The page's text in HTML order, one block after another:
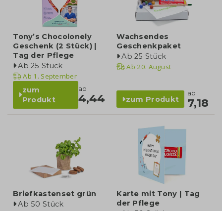
Tony’s Chocolonely
Geschenk (2 Stück) |
Tag der Pflege
Ab 25 Stück
Ab 1. September
zum
Produkt
ab
4,44
Wachsendes
Geschenkpaket
Ab 25 Stück
Ab 20. August
zum Produkt
ab
7,18
Briefkastenset grün
Ab 50 Stück
Karte mit Tony | Tag
der Pflege